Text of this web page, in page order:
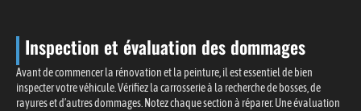
Inspection et évaluation des dommages
Avant de commencer la rénovation et la peinture, il est essentiel de bien
inspecter votre véhicule. Vérifiez la carrosserie à la recherche de bosses, de
rayures et d’autres dommages. Notez chaque section à réparer. Une évaluation